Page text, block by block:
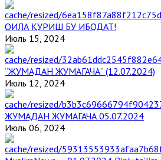
ОИЛА ҚУРИШ БУ ИБОДАТ!
Июль 15, 2024
“ЖУМАДАН ЖУМАГАЧА” (12.07.2024)
Июль 12, 2024
ЖУМАДАН ЖУМАГАЧА 05.07.2024
Июль 06, 2024